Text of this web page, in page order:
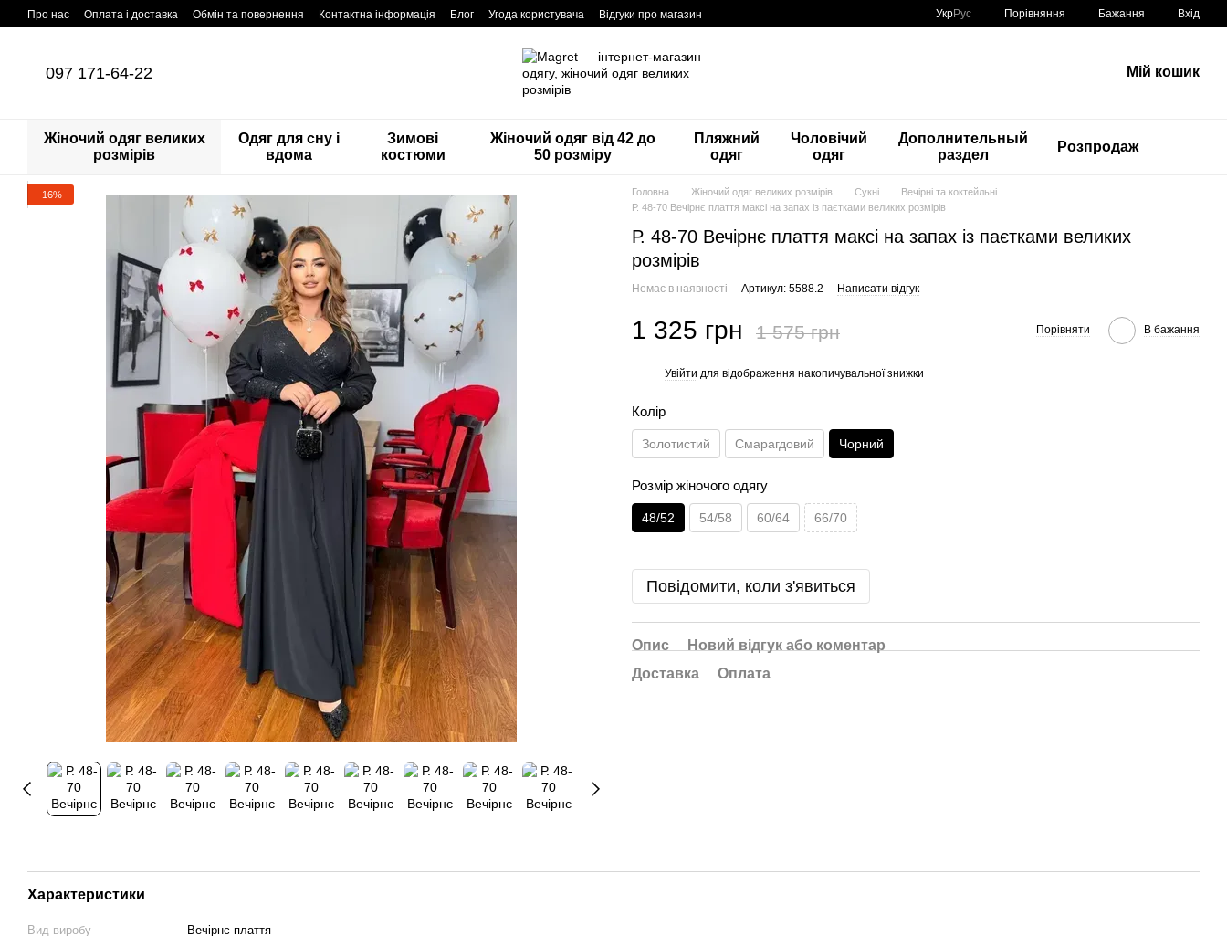
Перейти до основного контенту
Про нас Оплата і доставка Обмін та повернення Контактна інформація Блог Угода користувача Відгуки про магазин УкрРус Порівняння Бажання Вхід
097 171-64-22 Мій кошик
Жіночий одяг великих
розмірів
Одяг для сну і
вдома
Зимові
костюми
Жіночий одяг від 42 до
50 розміру
Пляжний
одяг
Чоловічий
одяг
Дополнительный
раздел
Розпродаж
−16% Головна Жіночий одяг великих розмірів Сукні
Вечірні та коктейльні
Р. 48-70 Вечірнє плаття максі на запах із паєтками великих розмірів
Р. 48-70 Вечірнє плаття максі на запах із паєтками великих
розмірів
Немає в наявності Артикул: 5588.2 Написати відгук
1 325 грн 1 575 грн Порівняти В бажання
Увійти для відображення накопичувальної знижки
Колір
Золотистий Смарагдовий Чорний
Розмір жіночого одягу
48/52 54/58 60/64 66/70
Повідомити, коли з'явиться
Опис
Новий відгук або коментар
Доставка
Оплата
Характеристики
Вид виробу
Вечірнє плаття